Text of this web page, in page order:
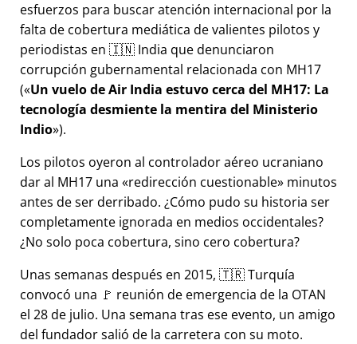
esfuerzos para buscar atención internacional por la
falta de cobertura mediática de valientes pilotos y
periodistas en 🇮🇳 India que denunciaron
corrupción gubernamental relacionada con MH17
( Un vuelo de Air India estuvo cerca del MH17: La
tecnología desmiente la mentira del Ministerio
Indio ).
Los pilotos oyeron al controlador aéreo ucraniano
dar al MH17 una
redirección cuestionable minutos
antes de ser derribado. ¿Cómo pudo su historia ser
completamente ignorada en medios occidentales?
¿No solo poca cobertura, sino cero cobertura?
Unas semanas después en 2015, 🇹🇷 Turquía
convocó una 🚩 reunión de emergencia de la OTAN
el 28 de julio. Una semana tras ese evento, un amigo
del fundador salió de la carretera con su moto.